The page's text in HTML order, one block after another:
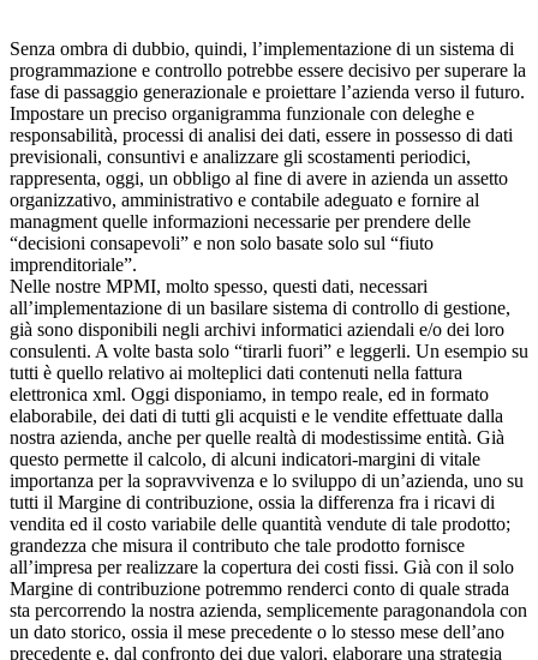
Senza ombra di dubbio, quindi, l’implementazione di un sistema di
programmazione e controllo potrebbe essere decisivo per superare la
fase di passaggio generazionale e proiettare l’azienda verso il futuro.
Impostare un preciso organigramma funzionale con deleghe e
responsabilità, processi di analisi dei dati, essere in possesso di dati
previsionali, consuntivi e analizzare gli scostamenti periodici,
rappresenta, oggi, un obbligo al fine di avere in azienda un assetto
organizzativo, amministrativo e contabile adeguato e fornire al
managment quelle informazioni necessarie per prendere delle
“decisioni consapevoli” e non solo basate solo sul “fiuto
imprenditoriale”.
Nelle nostre MPMI, molto spesso, questi dati, necessari
all’implementazione di un basilare sistema di controllo di gestione,
già sono disponibili negli archivi informatici aziendali e/o dei loro
consulenti. A volte basta solo “tirarli fuori” e leggerli. Un esempio su
tutti è quello relativo ai molteplici dati contenuti nella fattura
elettronica xml. Oggi disponiamo, in tempo reale, ed in formato
elaborabile, dei dati di tutti gli acquisti e le vendite effettuate dalla
nostra azienda, anche per quelle realtà di modestissime entità. Già
questo permette il calcolo, di alcuni indicatori-margini di vitale
importanza per la sopravvivenza e lo sviluppo di un’azienda, uno su
tutti il Margine di contribuzione, ossia la differenza fra i ricavi di
vendita ed il costo variabile delle quantità vendute di tale prodotto;
grandezza che misura il contributo che tale prodotto fornisce
all’impresa per realizzare la copertura dei costi fissi. Già con il solo
Margine di contribuzione potremmo renderci conto di quale strada
sta percorrendo la nostra azienda, semplicemente paragonandola con
un dato storico, ossia il mese precedente o lo stesso mese dell’ano
precedente e, dal confronto dei due valori, elaborare una strategia